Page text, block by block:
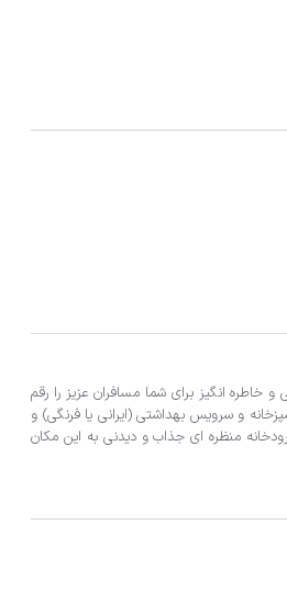
این مجتمع در کیلومتر ۱۴ جاده فومن در شهر زیبای ماکلوان مسیر اصلی شهر تاریخی ماسوله قرار گرفته است. مکانی سرسبز و خوش آب و هوا در امتداد رودخانه ماسوله با نمای کوهستانی، اقامتی به یاد ماندنی و خاطره انگیز برای شما مسافران عزیز را رقم
حمام به صورت مجزا، کولر اسپلیت، تلویزیون ال سی دی، دو دست تختخواب دونفره و کمد بندی با میز نهار خوری چهار نفره می باشد. همچنین چشم انداز فضای سبزطبیعی و زیبای منحصر به فرد مشرف به رودخانه منظره ای جذاب و دیدنی به این مکان